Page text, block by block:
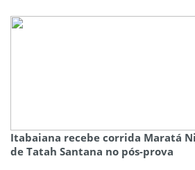
Itabaiana recebe corrida Maratá
de Tatah Santana no pós-prova